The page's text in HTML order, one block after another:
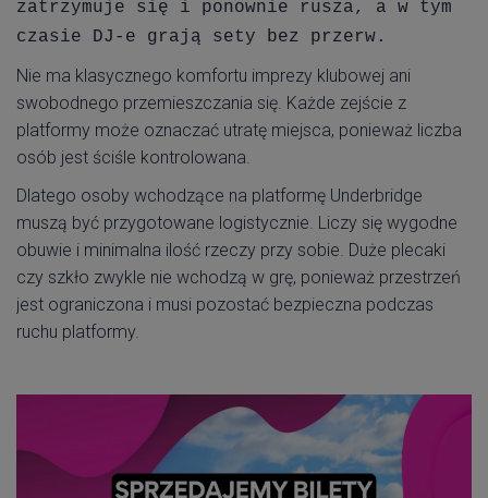
zatrzymuje się i ponownie rusza, a w tym
czasie DJ-e grają sety bez przerw.
Nie ma klasycznego komfortu imprezy klubowej ani
swobodnego przemieszczania się. Każde zejście z
platformy może oznaczać utratę miejsca, ponieważ liczba
osób jest ściśle kontrolowana.
Dlatego osoby wchodzące na platformę Underbridge
muszą być przygotowane logistycznie. Liczy się wygodne
obuwie i minimalna ilość rzeczy przy sobie. Duże plecaki
czy szkło zwykle nie wchodzą w grę, ponieważ przestrzeń
jest ograniczona i musi pozostać bezpieczna podczas
ruchu platformy.